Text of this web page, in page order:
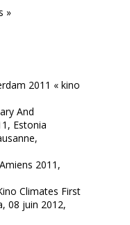
»
2011 « kino
And
Estonia
2011,
Climates First
08 juin 2012,